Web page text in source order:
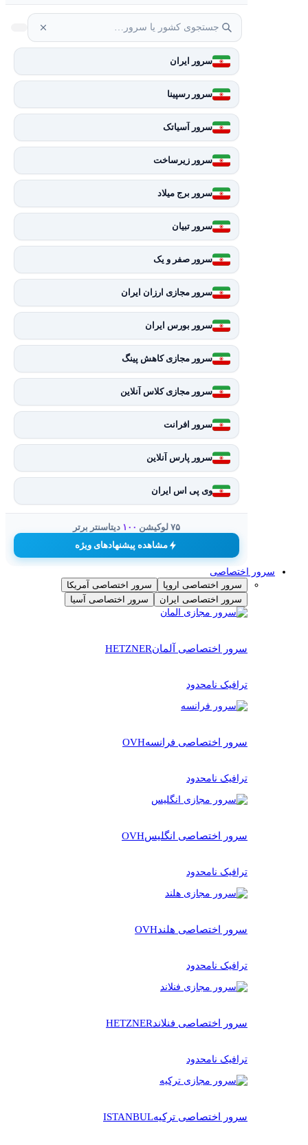
سرور ایران
سرور رسپینا
سرور آسیاتک
سرور زیرساخت
سرور برج میلاد
سرور تبیان
سرور صفر و یک
سرور مجازی ارزان ایران
سرور بورس ایران
سرور مجازی کاهش پینگ
سرور مجازی کلاس آنلاین
سرور افرانت
سرور پارس آنلاین
وی پی اس ایران
۷۵ لوکیشن ۱۰۰ دیتاسنتر برتر
مشاهده پیشنهادهای ویژه
سرور اختصاصی
سرور اختصاصی اروپا
سرور اختصاصی آمریکا
سرور اختصاصی ایران
سرور اختصاصی آسیا
سرور اختصاصی آلمانHETZNER
ترافیک نامحدود
سرور اختصاصی فرانسهOVH
ترافیک نامحدود
سرور اختصاصی انگلیسOVH
ترافیک نامحدود
سرور اختصاصی هلندOVH
ترافیک نامحدود
سرور اختصاصی فنلاندHETZNER
ترافیک نامحدود
سرور اختصاصی ترکیهISTANBUL